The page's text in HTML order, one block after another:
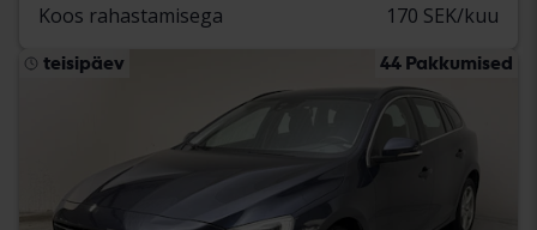
Koos rahastamisega 170 SEK/kuu
teisipäev 44 Pakkumised